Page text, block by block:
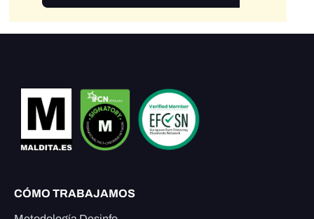
CÓMO TRABAJAMOS